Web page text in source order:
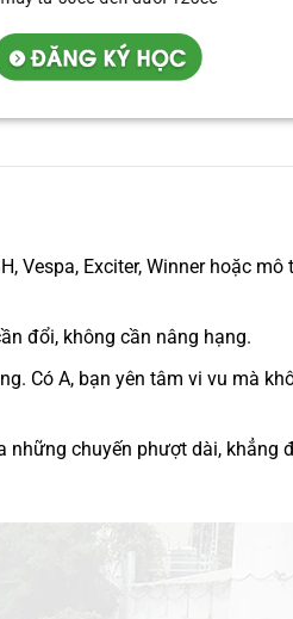
Vespa, Exciter, Winner hoặc
đổi, không cần nâng hạng.
Có A, bạn yên tâm vi vu mà
những chuyến phượt dài, khẳng